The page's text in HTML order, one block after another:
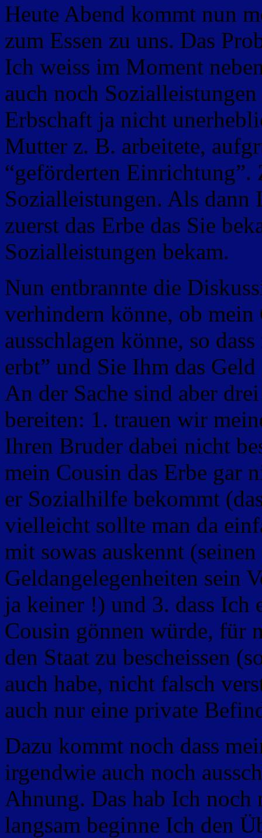
Heute Abend kommt nun
zum Essen zu uns. Das
Ich weiss im Moment
auch noch
Erbschaft ja nicht
Mutter z. B. arbeitete,
“geförderten
Sozialleistungen. Als dann
zuerst das Erbe das Sie
Sozialleistungen bekam.
Nun entbrannte die
verhindern könne, ob
ausschlagen könne, so
erbt” und Sie Ihm das
An der Sache sind aber
bereiten: 1. trauen wir
Ihren Bruder dabei nicht
mein Cousin das Erbe gar
er Sozialhilfe bekommt
vielleicht sollte man da
mit sowas auskennt
Geldangelegenheiten sein
ja keiner !) und 3. dass Ich
Cousin gönnen würde, für
den Staat zu bescheissen
auch habe, nicht falsch
auch nur eine private
Dazu kommt noch dass
irgendwie auch noch
Ahnung. Das hab Ich noch
langsam beginne Ich den